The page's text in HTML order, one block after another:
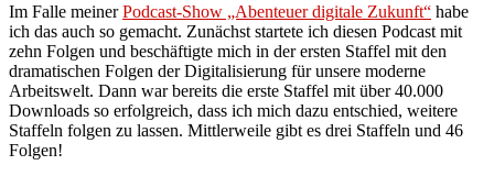
Im Falle meinerPodcast-Show „Abenteuer digitale Zukunft“ habe
ich das auch so gemacht. Zunächst startete ich diesen Podcast mit
zehn Folgen und beschäftigte mich in der ersten Staffel mit den
dramatischen Folgen der Digitalisierung für unsere moderne
Arbeitswelt. Dann war bereits die erste Staffel mit über 40.000
Downloads so erfolgreich, dass ich mich dazu entschied, weitere
Staffeln folgen zu lassen. Mittlerweile gibt es drei Staffeln und 46
Folgen!